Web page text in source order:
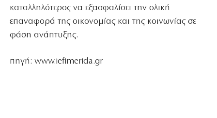
καταλληλότερος να εξασφαλίσει την ολική
επαναφορά της οικονομίας και της κοινωνίας σε
φάση ανάπτυξης.
πηγή: www.iefimerida.gr